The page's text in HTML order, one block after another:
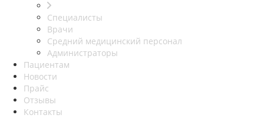
Специалисты
Врачи
Средний медицинский персонал
Администраторы
Пациентам
Новости
Прайс
Отзывы
Контакты